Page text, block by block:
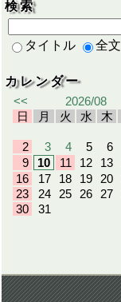
検索
タイトル 全文
カレンダー
<<
2026/08
日
月 火 水 木
2
3 4 5 6
9
10 11 12 13
16
17 18 19 20
23
24 25 26 27
30
31